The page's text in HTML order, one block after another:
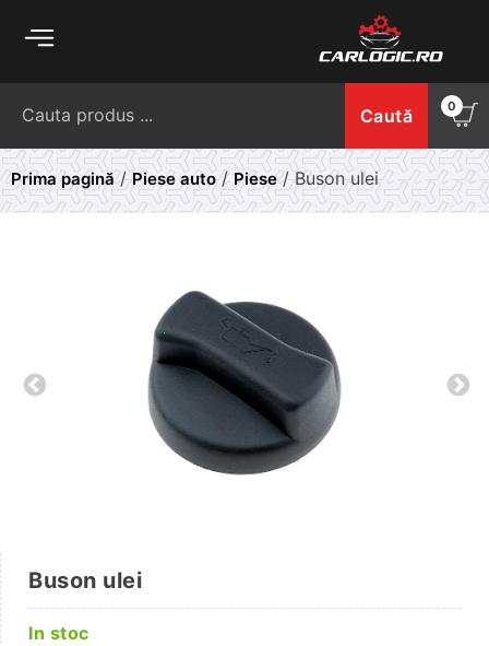
Caută 0
Prima pagină/Piese auto/ Piese/ Buson ulei
Buson ulei
In stoc